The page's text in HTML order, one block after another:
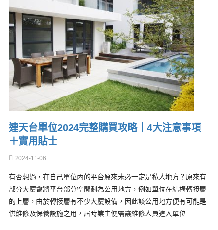
連天台單位2024完整購買攻略｜4大注意事項
＋實用貼士
2024-11-06
有否想過，在自己單位內的平台原來未必一定是私人地方？原來有
部分大廈會將平台部分空間劃為公用地方，例如單位在結構轉接層
的上層，由於轉接層有不少大廈設備，因此該公用地方便有可能是
供維修及保養設施之用，屆時業主便需讓維修人員進入單位